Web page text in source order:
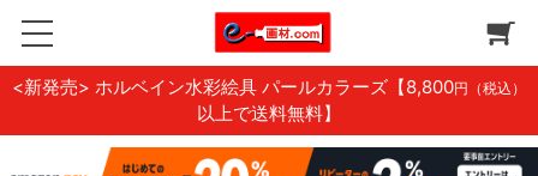
<新発売> ホルベイン水彩絵具 パールカラーズ 【8,800円（税込）
以上で送料無料】